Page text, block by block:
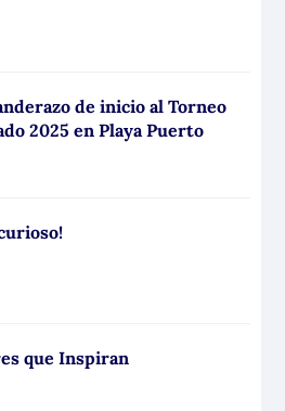
de inicio al Torneo
2025 en Playa Puerto
que Inspiran